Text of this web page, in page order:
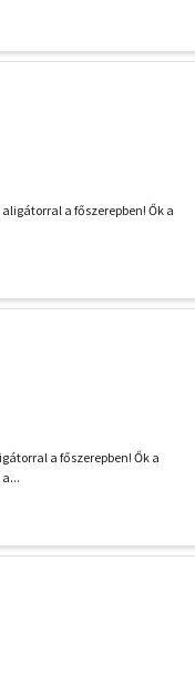
a főszerepben! Ők a
a főszerepben! Ők a